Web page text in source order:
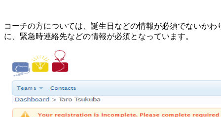
コーチの方については、誕生日などの情報が必須でないかわ
に、緊急時連絡先などの情報が必須となっています。